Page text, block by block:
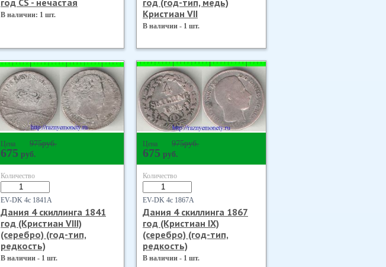
год CS - нечастая
В наличии: 1 шт.
год (год-тип, медь)
Кристиан VII
В наличии - 1 шт.
Цена 975руб.
675 руб.
Количество
EV-DK 4с 1841А
Дания 4 скиллинга 1841
год (Кристиан VIII)
(серебро) (год-тип,
редкость)
В наличии - 1 шт.
Цена 975руб.
675 руб.
Количество
EV-DK 4с 1867А
Дания 4 скиллинга 1867
год (Кристиан IX)
(серебро) (год-тип,
редкость)
В наличии - 1 шт.